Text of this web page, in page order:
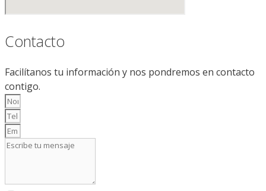
Contacto
Facilítanos tu información y nos pondremos en contacto
contigo.